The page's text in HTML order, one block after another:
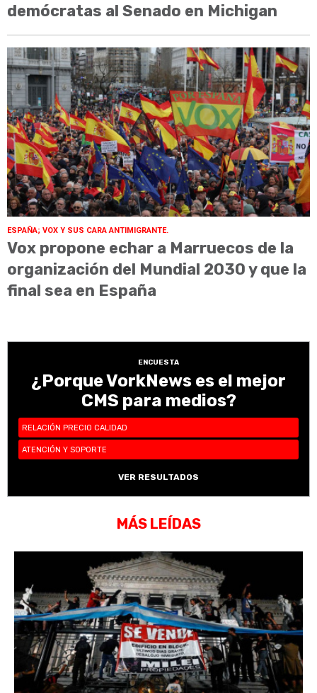
demócratas al Senado en Michigan
ESPAÑA; VOX Y SUS CARA ANTIMIGRANTE.
Vox propone echar a Marruecos de la
organización del Mundial 2030 y que la
final sea en España
ENCUESTA
¿Porque VorkNews es el mejor
CMS para medios?
RELACIÓN PRECIO CALIDAD
ATENCIÓN Y SOPORTE
VER RESULTADOS
MÁS LEÍDAS